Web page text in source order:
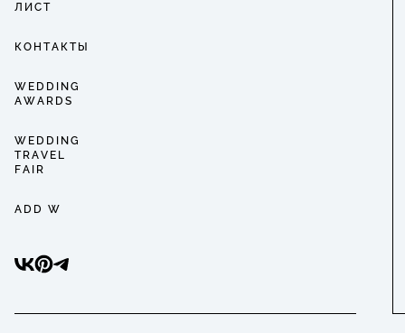
ЛИСТ
КОНТАКТЫ
WEDDING
AWARDS
WEDDING
TRAVEL
FAIR
ADD W